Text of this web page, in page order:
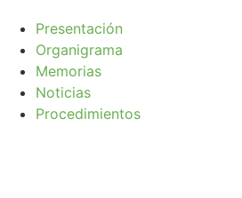
Presentación
Organigrama
Memorias
Noticias
Procedimientos